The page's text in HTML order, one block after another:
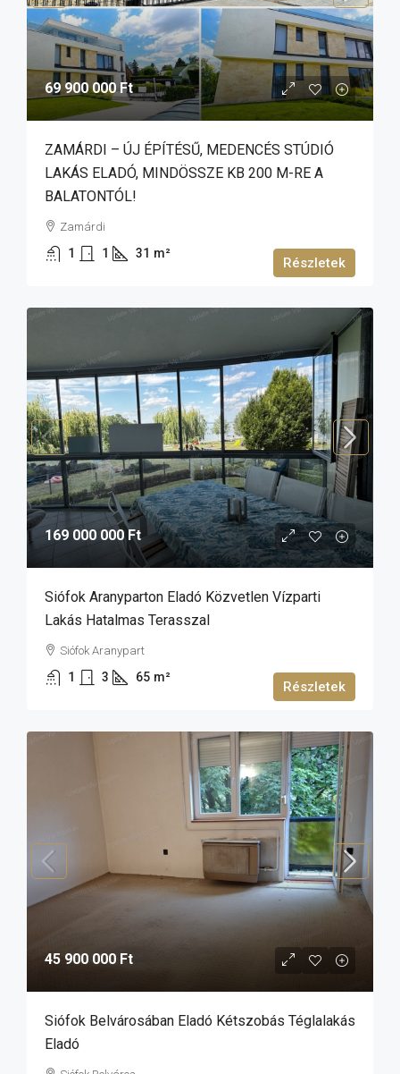
69 900 000 Ft
ZAMÁRDI – ÚJ ÉPÍTÉSŰ, MEDENCÉS STÚDIÓ
LAKÁS ELADÓ, MINDÖSSZE KB 200 M-RE A
BALATONTÓL!
Zamárdi
1 1 31 m²
Részletek
169 000 000 Ft
Siófok Aranyparton Eladó Közvetlen Vízparti
Lakás Hatalmas Terasszal
Siófok Aranypart
1 3 65 m²
Részletek
45 900 000 Ft
Siófok Belvárosában Eladó Kétszobás Téglalakás
Eladó